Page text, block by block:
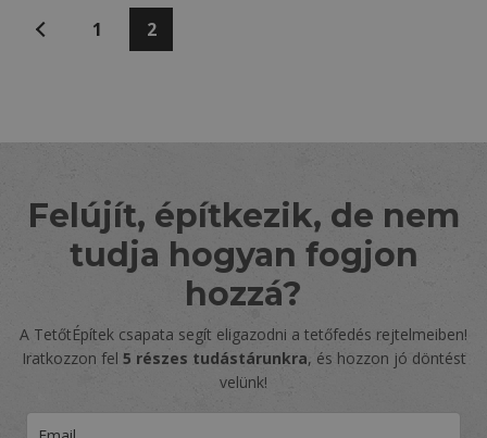
Bejegyzések
lapozása
Előző 1 2
Felújít, építkezik, de nem
tudja hogyan fogjon
hozzá?
A TetőtÉpítek csapata segít eligazodni a tetőfedés rejtelmeiben!
Iratkozzon fel 5 részes tudástárunkra, és hozzon jó döntést
velünk!